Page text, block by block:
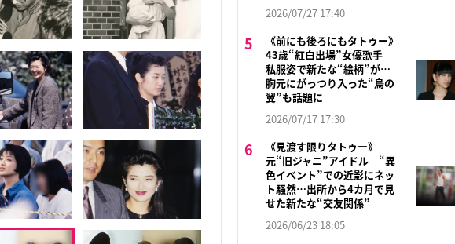
2026/07/27 17:40
《前にも後ろにもタトゥー》
43歳“紅白出場”女優歌手
私服姿で新たな“絵柄”が…
胸元にがっつり入った“鳥の
翼”も話題に
2026/07/17 17:30
《見渡す限りタトゥー》
元“旧ジャニ”アイドル “異
色イベント”での近影にネッ
ト騒然…出所から4カ月で見
せた新たな“交友関係”
2026/06/23 18:05